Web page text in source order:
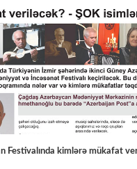
Festivalında kimlərə mükafat